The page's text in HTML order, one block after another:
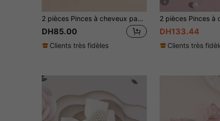
2 pièces Pinces à cheveux papillon ivoire, convient pour un usage quotidien
DH85.00
Clients très fidèles
4
DH133.44
Clients très